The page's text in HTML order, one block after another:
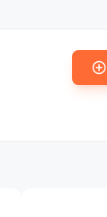
add_circle